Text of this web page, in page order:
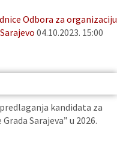
Odbora za organizaciju
04.10.2023. 15:00
kandidata za
Sarajeva” u 2026.